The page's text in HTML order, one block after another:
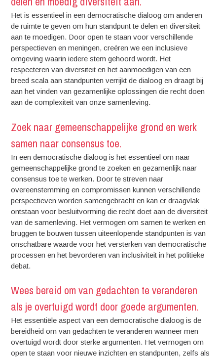
Het is essentieel in een democratische dialoog om anderen
de ruimte te geven om hun standpunt te delen en diversiteit
aan te moedigen. Door open te staan voor verschillende
perspectieven en meningen, creëren we een inclusieve
omgeving waarin iedere stem gehoord wordt. Het
respecteren van diversiteit en het aanmoedigen van een
breed scala aan standpunten verrijkt de dialoog en draagt bij
aan het vinden van gezamenlijke oplossingen die recht doen
aan de complexiteit van onze samenleving.
Zoek naar gemeenschappelijke grond en werk
samen naar consensus toe.
In een democratische dialoog is het essentieel om naar
gemeenschappelijke grond te zoeken en gezamenlijk naar
consensus toe te werken. Door te streven naar
overeenstemming en compromissen kunnen verschillende
perspectieven worden samengebracht en kan er draagvlak
ontstaan voor besluitvorming die recht doet aan de diversiteit
van de samenleving. Het vermogen om samen te werken en
bruggen te bouwen tussen uiteenlopende standpunten is van
onschatbare waarde voor het versterken van democratische
processen en het bevorderen van inclusiviteit in het politieke
debat.
Wees bereid om van gedachten te veranderen
als je overtuigd wordt door goede argumenten.
Het essentiële aspect van een democratische dialoog is de
bereidheid om van gedachten te veranderen wanneer men
overtuigd wordt door sterke argumenten. Het vermogen om
open te staan voor nieuwe inzichten en standpunten, zelfs als